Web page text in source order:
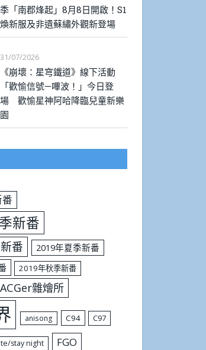
季「南郡烽起」8月8日開啟！S1
煥新服及非遺蘇繡外觀新登場
31/07/2026
《崩壞：星穹鐵道》線下活動
「歡愉信號—嗶波！」今日登
場 歡愉星神阿哈降臨兒童新樂
園
新番
番
2019年夏季新番
2019年秋季新番
ACGer雜燴所
anisong C94 C97
stay night FGO